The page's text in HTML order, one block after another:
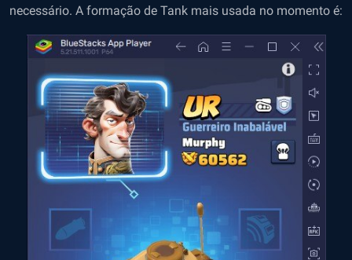
necessário. A formação de Tank mais usada no momento é: